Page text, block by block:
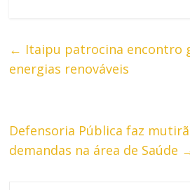
← Itaipu patrocina encontro
energias renováveis
Defensoria Pública faz
demandas na área de Saúde